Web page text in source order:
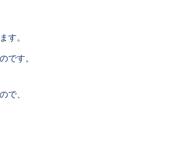
す。
です。
で、